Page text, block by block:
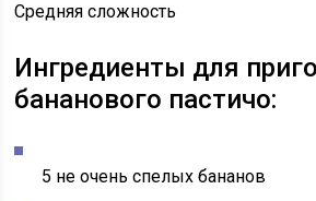
Средняя сложность
Ингредиенты для
бананового пастичо:
5 не очень спелых бананов